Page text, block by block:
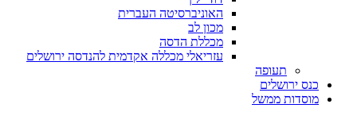
האוניברסיטה העברית
מכון לב
מכללת הדסה
עזריאלי מכללה אקדמית להנדסה ירושלים
תעופה
כנס ירושלים
מוסדות ממשל